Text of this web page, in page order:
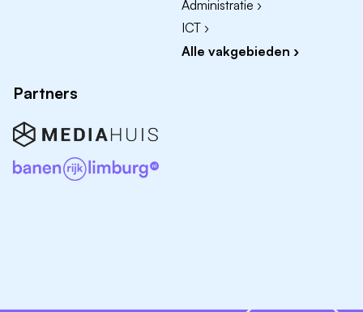
Administratie ›
ICT ›
Alle vakgebieden ›
Partners